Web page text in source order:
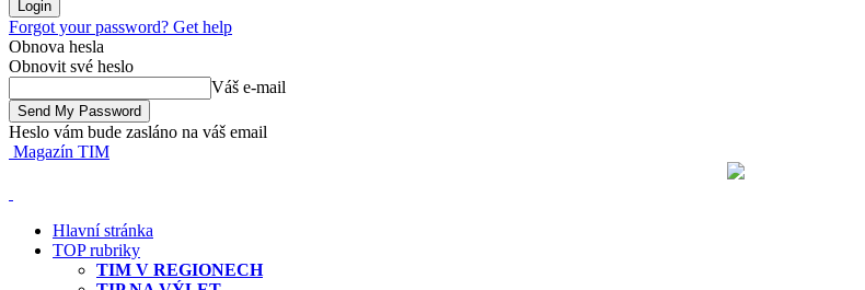
Forgot your password? Get help
Obnova hesla
Obnovit své heslo
Váš e-mail
Heslo vám bude zasláno na váš email
Magazín TIM
Hlavní stránka
TOP rubriky
TIM V REGIONECH